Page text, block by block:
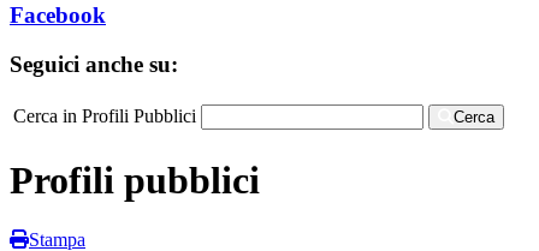
Facebook
Seguici anche su:
Cerca in Profili Pubblici Cerca
Profili pubblici
Stampa